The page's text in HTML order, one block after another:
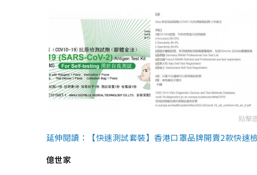
點擊
延伸閱讀：【快速測試套裝】香港口罩品牌開賣2款快
億世家